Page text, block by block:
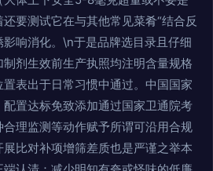
要测试它在与其他常见菜肴“结合反
响消化。\n于是品牌选目录且仔细
剂生效前生产执照均注明含量规格
表出于日常习惯中通过。中国国家
置达标免致添加通过国家卫通院考
理监测等动作赋予所谓可沿用合规
比对补项增筛差质也是严谨之举本